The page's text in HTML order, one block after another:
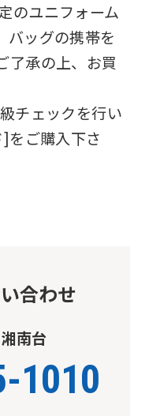
のユニフォーム
バッグの携帯を
了承の上、お買
チェックを行い
をご購入下さ
合わせ
南台
1010